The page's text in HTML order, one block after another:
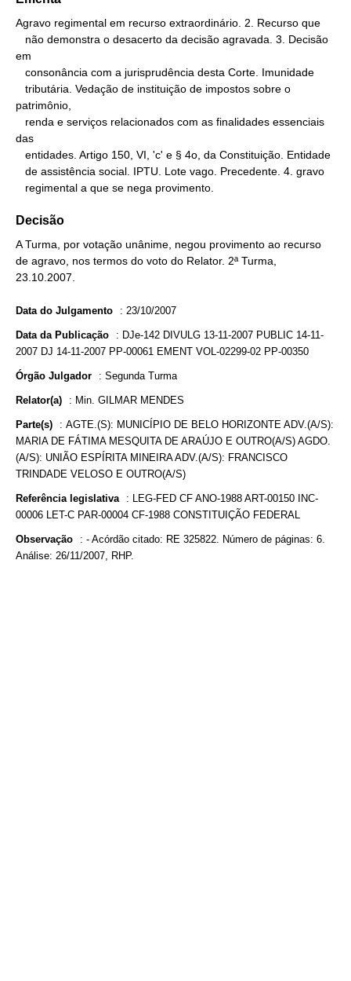
Agravo regimental em recurso extraordinário. 2. Recurso que
em
patrimônio,
das
   regimental a que se nega provimento.
Decisão
A Turma, por votação unânime, negou provimento ao recurso
de agravo, nos termos do voto do Relator. 2ª Turma,
23.10.2007.
Data do Julgamento : 23/10/2007
Data da Publicação : DJe-142 DIVULG 13-11-2007 PUBLIC 14-11-
2007 DJ 14-11-2007 PP-00061 EMENT VOL-02299-02 PP-00350
Órgão Julgador : Segunda Turma
Relator(a) : Min. GILMAR MENDES
Parte(s) : AGTE.(S): MUNICÍPIO DE BELO HORIZONTE ADV.(A/S):
MARIA DE FÁTIMA MESQUITA DE ARAÚJO E OUTRO(A/S) AGDO.
(A/S): UNIÃO ESPÍRITA MINEIRA ADV.(A/S): FRANCISCO
TRINDADE VELOSO E OUTRO(A/S)
Referência legislativa : LEG-FED CF ANO-1988 ART-00150 INC-
00006 LET-C PAR-00004 CF-1988 CONSTITUIÇÃO FEDERAL
Observação : - Acórdão citado: RE 325822. Número de páginas: 6.
Análise: 26/11/2007, RHP.